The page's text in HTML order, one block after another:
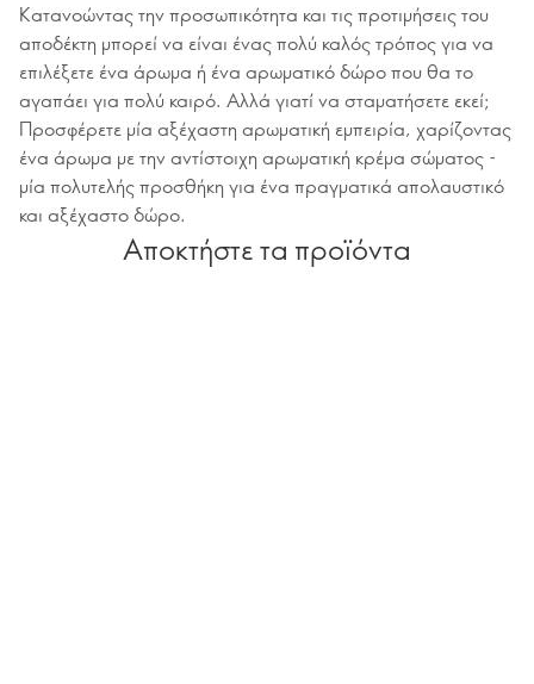
Κατανοώντας την προσωπικότητα και τις προτιμήσεις του
αποδέκτη μπορεί να είναι ένας πολύ καλός τρόπος για να
επιλέξετε ένα άρωμα ή ένα αρωματικό δώρο που θα το
αγαπάει για πολύ καιρό. Αλλά γιατί να σταματήσετε εκεί;
Προσφέρετε μία αξέχαστη αρωματική εμπειρία, χαρίζοντας
ένα άρωμα με την αντίστοιχη αρωματική κρέμα σώματος -
μία πολυτελής προσθήκη για ένα πραγματικά απολαυστικό
και αξέχαστο δώρο.
Αποκτήστε τα προϊόντα